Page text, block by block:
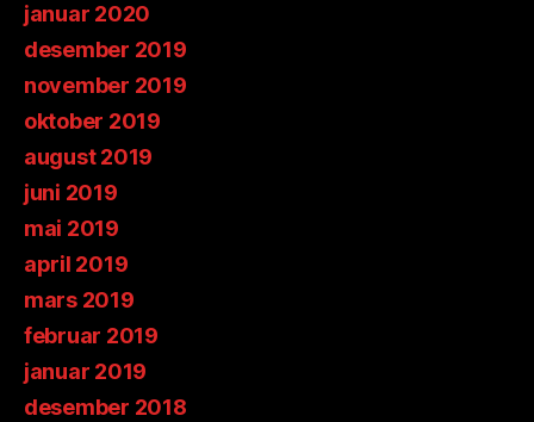
januar 2020
desember 2019
november 2019
oktober 2019
august 2019
juni 2019
mai 2019
april 2019
mars 2019
februar 2019
januar 2019
desember 2018